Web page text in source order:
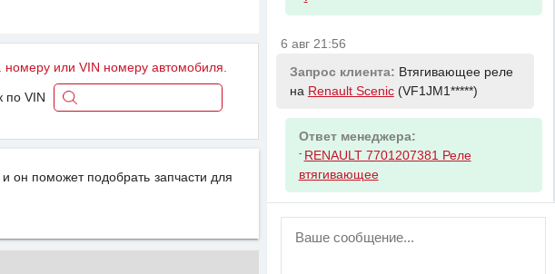
номеру или VIN номеру автомобиля.
по VIN
он поможет подобрать запчасти для
6 авг 21:56
Запрос клиента: Втягивающее реле
на Renault Scenic(VF1JM1*****)
Ответ менеджера:
- RENAULT 7701207381 Реле
втягивающее
ВНИМАНИЕ!